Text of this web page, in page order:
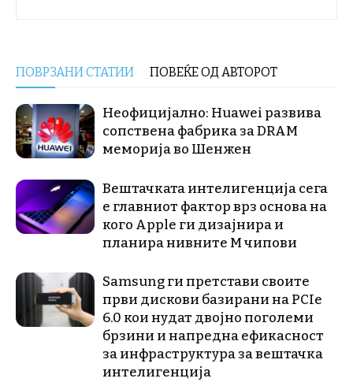
ПОВРЗАНИ СТАТИИ ПОВЕЌЕ ОД АВТОРОТ
Неофицијално: Huawei развива
сопствена фабрика за DRAM
меморија во Шенжен
Вештачката интелигенција сега
е главниот фактор врз основа на
кого Apple ги дизајнира и
планира нивните М чипови
Samsung ги претстави своите
први дискови базирани на PCIe
6.0 кои нудат двојно поголеми
брзини и напредна ефикасност
за инфраструктура за вештачка
интелигенција